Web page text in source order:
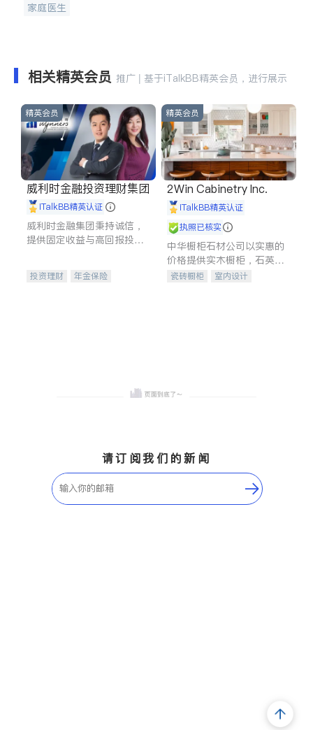
家庭医生
相关精英会员 推广 | 基于iTalkBB精英会员，进行展示
精英会员
威利时金融投资理财集团
iTalkBB精英认证
威利时金融集团秉持诚信，
提供固定收益与高回报投资
合，助力客户实现目标
投资理财
年金保险
精英会员
2Win Cabinetry Inc.
iTalkBB精英认证
执照已核实
中华橱柜石材公司以实惠的
价格提供实木橱柜，石英石
台面，多种优质不锈钢水
瓷砖橱柜
室内设计
请订阅我们的新闻